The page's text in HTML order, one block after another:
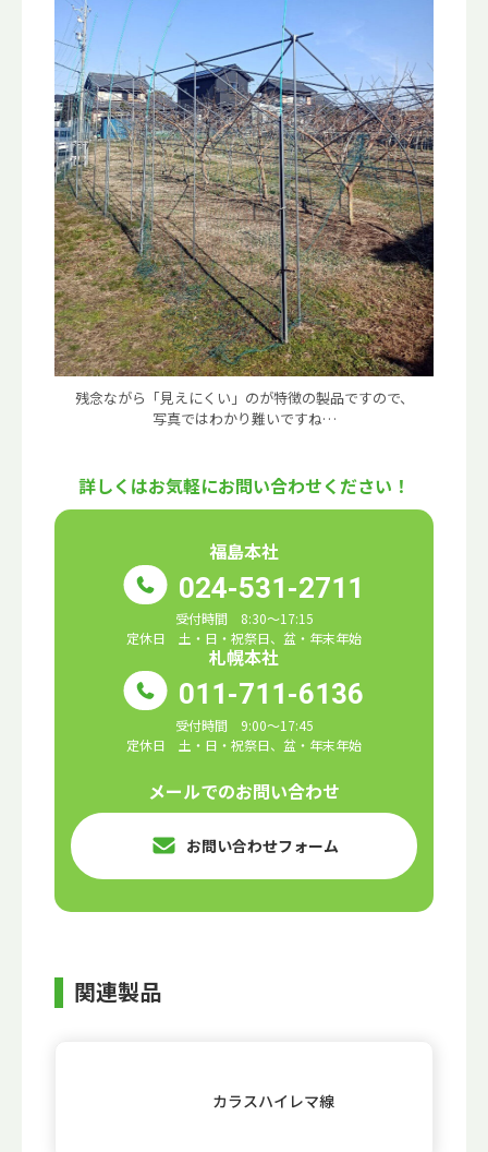
残念ながら「見えにくい」のが特徴の製品ですので、
写真ではわかり難いですね…
詳しくはお気軽にお問い合わせください！
福島本社
024-531-2711
受付時間 8:30～17:15
定休日 土・日・祝祭日、盆・年末年始
札幌本社
011-711-6136
受付時間 9:00～17:45
定休日 土・日・祝祭日、盆・年末年始
メールでのお問い合わせ
お問い合わせフォーム
関連製品
カラスハイレマ線